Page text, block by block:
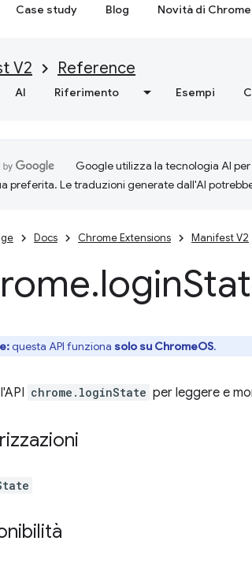
Case study Blog Novità di Chrome
V2 Reference
AI Riferimento Esempi
Google utilizza la tecnologia AI
preferita. Le traduzioni generate dall'AI
Docs Chrome Extensions Manifest V2
.login
questa API funziona solo su ChromeOS.
chrome.loginState per leggere e